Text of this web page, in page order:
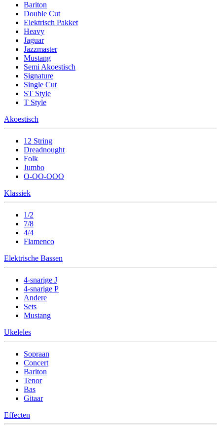
Bariton
Double Cut
Elektrisch Pakket
Heavy
Jaguar
Jazzmaster
Mustang
Semi Akoestisch
Signature
Single Cut
ST Style
T Style
Akoestisch
12 String
Dreadnought
Folk
Jumbo
O-OO-OOO
Klassiek
1/2
7/8
4/4
Flamenco
Elektrische Bassen
4-snarige J
4-snarige P
Andere
Sets
Mustang
Ukeleles
Sopraan
Concert
Bariton
Tenor
Bas
Gitaar
Effecten